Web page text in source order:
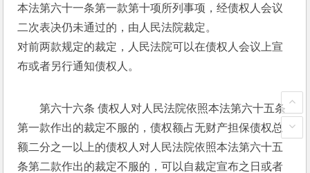
本法第六十一条第一款第十项所列事项，经债权人会议
二次表决仍未通过的，由人民法院裁定。
对前两款规定的裁定，人民法院可以在债权人会议上宣
布或者另行通知债权人。
第六十六条 债权人对人民法院依照本法第六十五条
第一款作出的裁定不服的，债权额占无财产担保债权总
额二分之一以上的债权人对人民法院依照本法第六十五
条第二款作出的裁定不服的，可以自裁定宣布之日或者